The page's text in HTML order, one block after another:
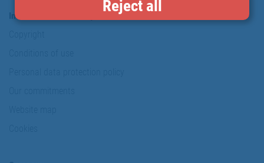
Information & Security
Reject all